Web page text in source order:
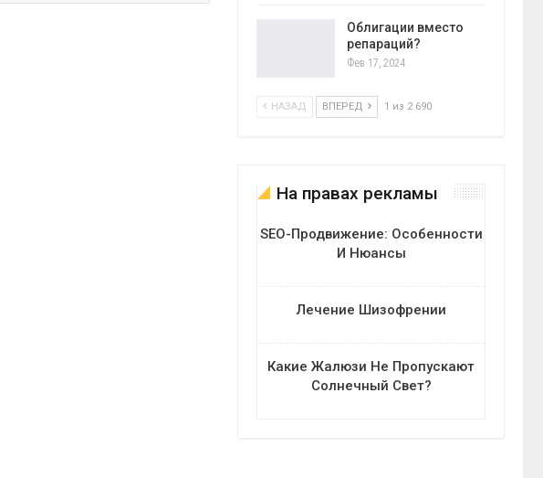
Облигации вместо
репараций?
Фев 17, 2024
НАЗАД ВПЕРЕД 1 из 2 690
На правах рекламы
SEO-Продвижение: Особенности
И Нюансы
Лечение Шизофрении
Какие Жалюзи Не Пропускают
Солнечный Свет?